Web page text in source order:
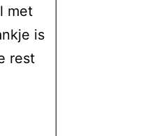
met
is
rest